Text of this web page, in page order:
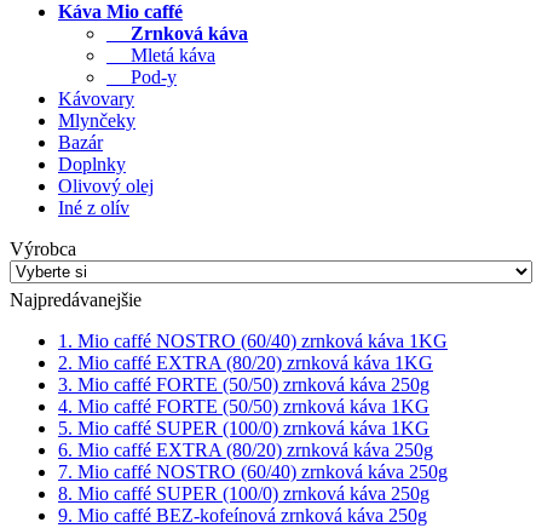
Káva Mio caffé
Zrnková káva
Mletá káva
Pod-y
Kávovary
Mlynčeky
Bazár
Doplnky
Olivový olej
Iné z olív
Výrobca
Najpredávanejšie
1. Mio caffé NOSTRO (60/40) zrnková káva 1KG
2. Mio caffé EXTRA (80/20) zrnková káva 1KG
3. Mio caffé FORTE (50/50) zrnková káva 250g
4. Mio caffé FORTE (50/50) zrnková káva 1KG
5. Mio caffé SUPER (100/0) zrnková káva 1KG
6. Mio caffé EXTRA (80/20) zrnková káva 250g
7. Mio caffé NOSTRO (60/40) zrnková káva 250g
8. Mio caffé SUPER (100/0) zrnková káva 250g
9. Mio caffé BEZ-kofeínová zrnková káva 250g